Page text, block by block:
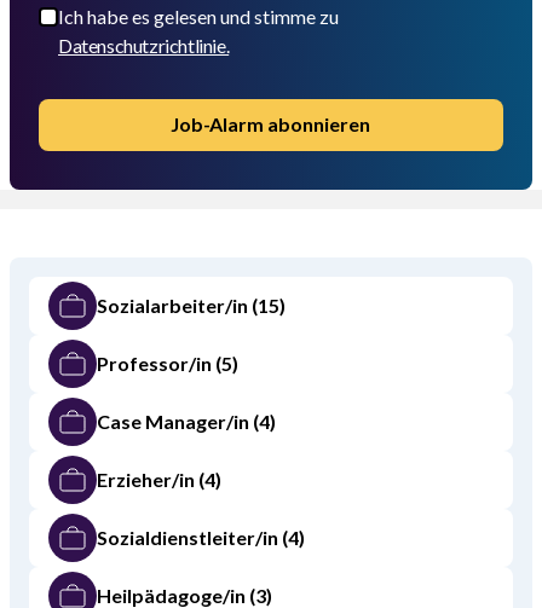
Ich habe es gelesen und stimme zu
Datenschutzrichtlinie.
Job-Alarm abonnieren
Sozialarbeiter/in (15)
Professor/in (5)
Case Manager/in (4)
Erzieher/in (4)
Sozialdienstleiter/in (4)
Heilpädagoge/in (3)